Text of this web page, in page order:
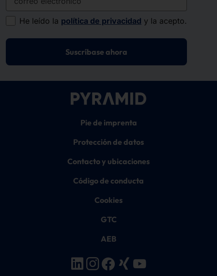
He leído la política de privacidad y la acepto.
Suscríbase ahora
Pie de imprenta
Protección de datos
Contacto y ubicaciones
Código de conducta
Cookies
GTC
AEB